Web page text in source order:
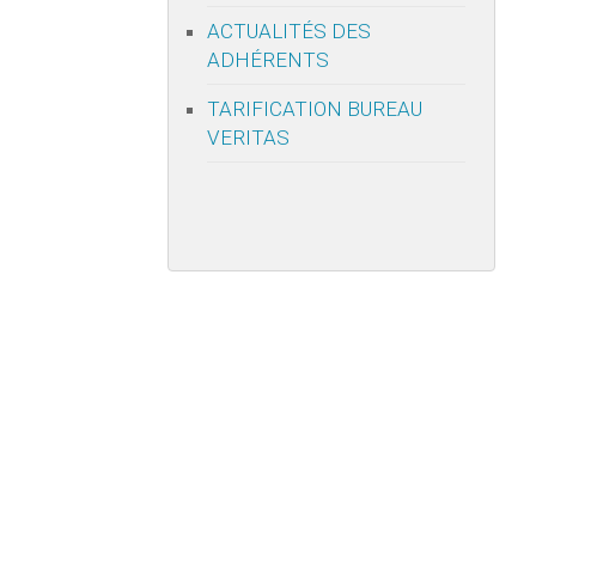
ACTUALITÉS DES
ADHÉRENTS
TARIFICATION BUREAU
VERITAS